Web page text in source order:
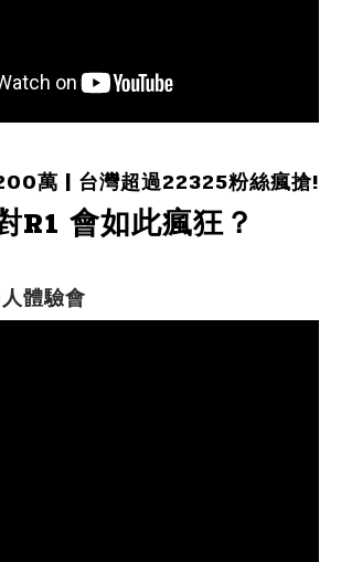
萬 | 台灣超過22325粉絲瘋搶!
R1 會如此瘋狂？
體驗會